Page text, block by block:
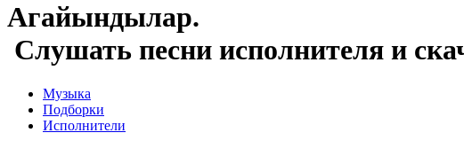
Агайындылар.
Слушать песни исполнителя и
Музыка
Подборки
Исполнители